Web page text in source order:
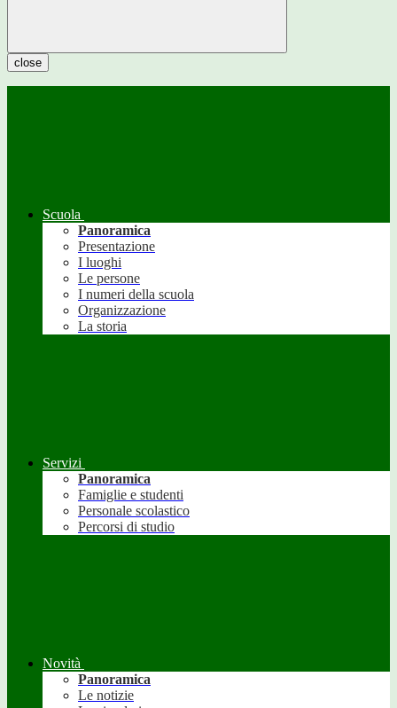
close
Scuola
Panoramica
Presentazione
I luoghi
Le persone
I numeri della scuola
Organizzazione
La storia
Servizi
Panoramica
Famiglie e studenti
Personale scolastico
Percorsi di studio
Novità
Panoramica
Le notizie